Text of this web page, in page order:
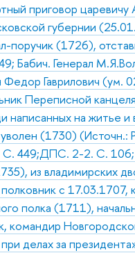
приговор
губернии
поручик (1726),
Бабич. Генерал
Федор Гаврилович (ум.
Переписной
написанных на житье
(1730)
449;ДПС. 2-2. С.
из владимирских
с
полка (1711),
командир
делах за